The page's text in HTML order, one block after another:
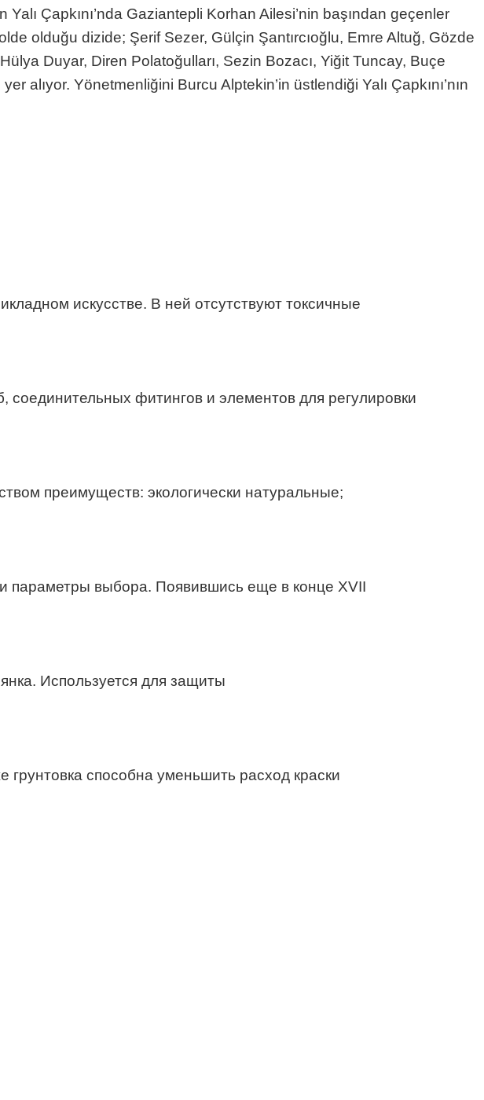
Çapkını’nda Gaziantepli Korhan Ailesi’nin başından geçenler
olduğu dizide; Şerif Sezer, Gülçin Şantırcıoğlu, Emre Altuğ, Gözde
Duyar, Diren Polatoğulları, Sezin Bozacı, Yiğit Tuncay, Buçe
alıyor. Yönetmenliğini Burcu Alptekin’in üstlendiği Yalı Çapkını’nın
искусстве. В ней отсутствуют токсичные
соединительных фитингов и элементов для регулировки
преимуществ: экологически натуральные;
параметры выбора. Появившись еще в конце XVII
Используется для защиты
способна уменьшить расход краски